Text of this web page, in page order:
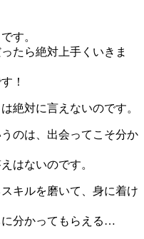
す。
たら絶対上手くいきま
！
絶対に言えないのです。
のは、出会ってこそ分か
はないのです。
キルを磨いて、身に着け
分かってもらえる…